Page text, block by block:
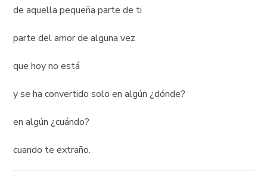
de aquella pequeña parte de ti
parte del amor de alguna vez
que hoy no está
y se ha convertido solo en algún ¿dónde?
en algún ¿cuándo?
cuando te extraño.